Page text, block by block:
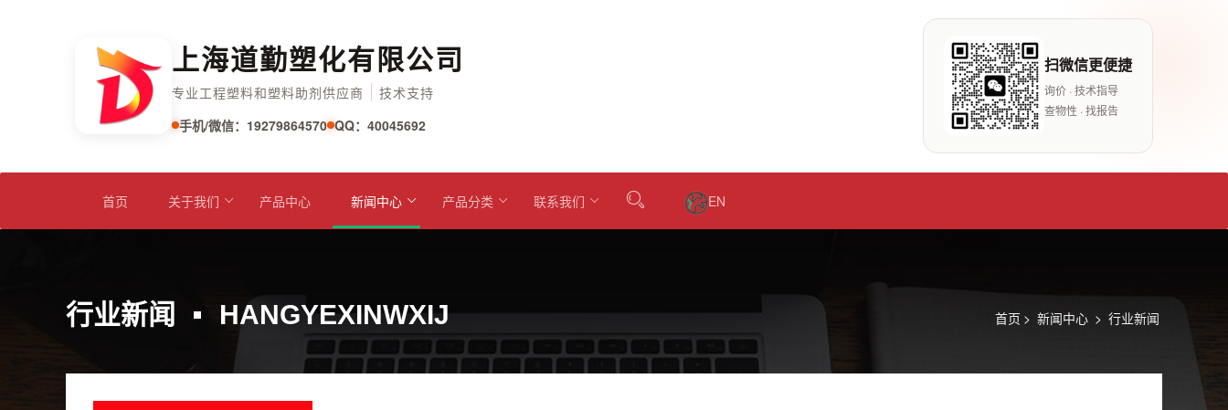
上海道勤塑化有限公司
专业工程塑料和塑料助剂供应商
技术支持
手机/微信：19279864570 QQ：40045692
扫微信更便捷
询价 · 技术指导
查物性 · 找报告
首页 关于我们 产品中心 新闻中心 产品分类 联系我们 EN
行业新闻 HANGYEXINWXIJ 首页 > 新闻中心 > 行业新闻